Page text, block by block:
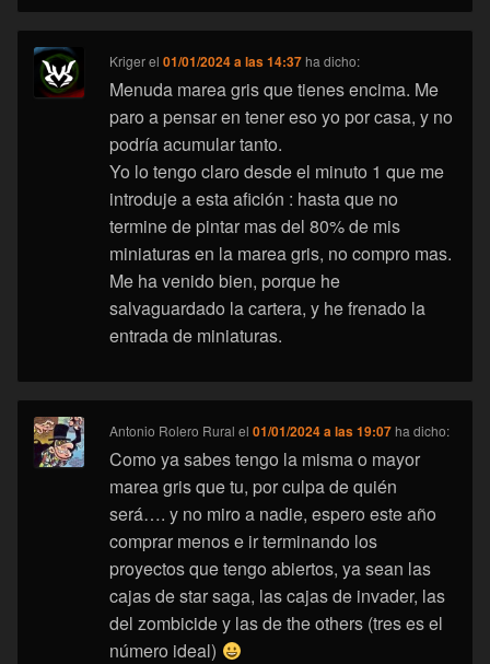
Krigerel01/01/2024 a las 14:37 ha dicho:
Menuda marea gris que tienes encima. Me
paro a pensar en tener eso yo por casa, y no
podría acumular tanto.
Yo lo tengo claro desde el minuto 1 que me
introduje a esta afición : hasta que no
termine de pintar mas del 80% de mis
miniaturas en la marea gris, no compro mas.
Me ha venido bien, porque he
salvaguardado la cartera, y he frenado la
entrada de miniaturas.
Antonio Rolero Rural el01/01/2024 a las 19:07 ha dicho:
Como ya sabes tengo la misma o mayor
marea gris que tu, por culpa de quién
será…. y no miro a nadie, espero este año
comprar menos e ir terminando los
proyectos que tengo abiertos, ya sean las
cajas de star saga, las cajas de invader, las
del zombicide y las de the others (tres es el
número ideal)